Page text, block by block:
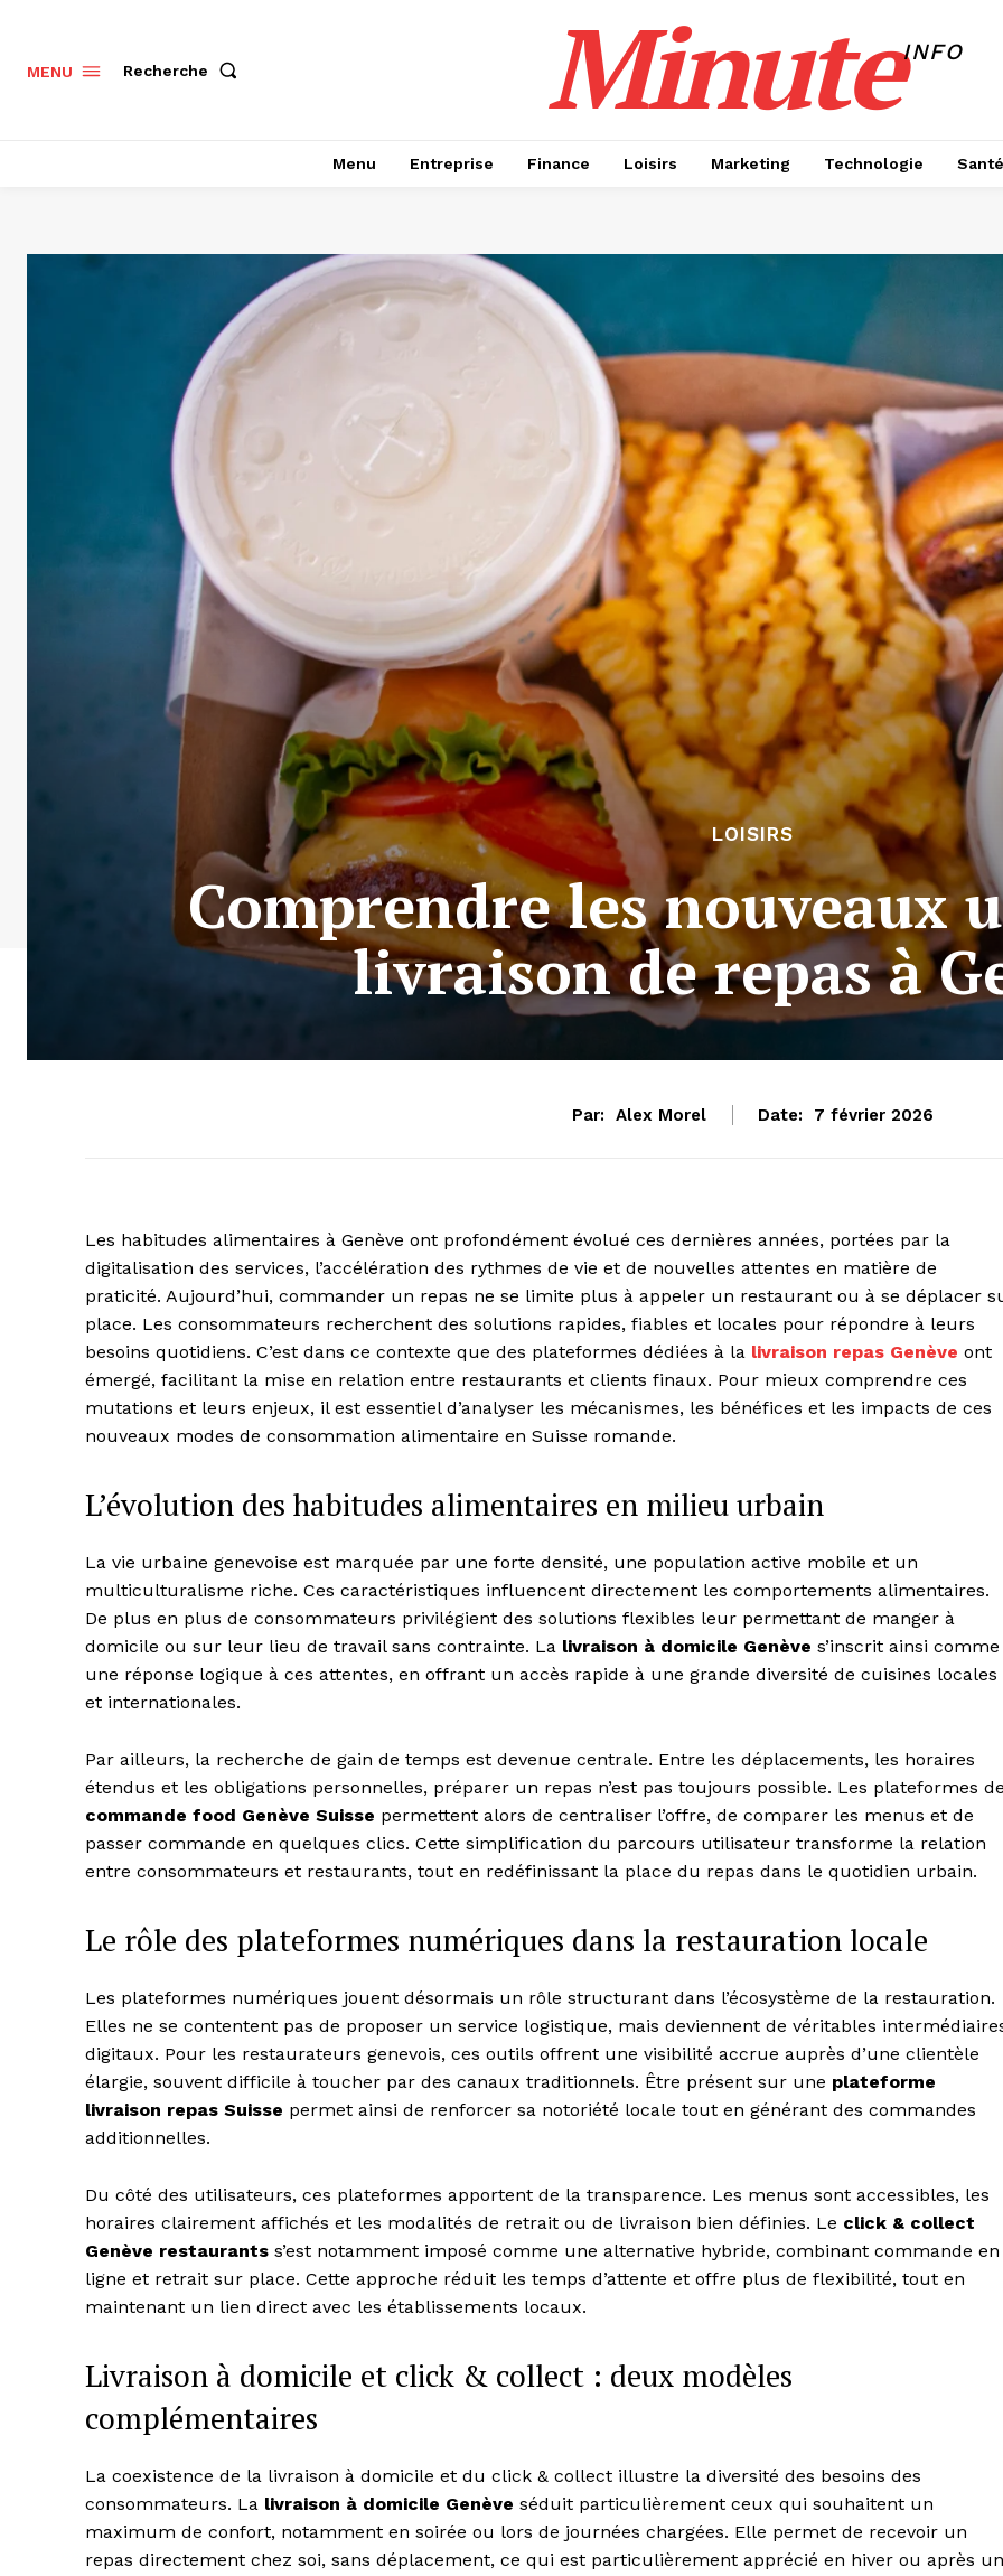
Magazine PRO
About
Contact us
Subscription Plans
MENU Recherche MinuteINFO
Menu Entreprise Finance Loisirs Marketing Technologie Santé
LOISIRS
Comprendre les nouveaux
livraison de repas à
Par: Alex Morel Date: 7 février 2026
Les habitudes alimentaires à Genève ont profondément évolué ces dernières années, portées par la
digitalisation des services, l’accélération des rythmes de vie et de nouvelles attentes en matière de
praticité. Aujourd’hui, commander un repas ne se limite plus à appeler un restaurant ou à se déplacer
place. Les consommateurs recherchent des solutions rapides, fiables et locales pour répondre à leurs
besoins quotidiens. C’est dans ce contexte que des plateformes dédiées à la livraison repas Genève ont
émergé, facilitant la mise en relation entre restaurants et clients finaux. Pour mieux comprendre ces
mutations et leurs enjeux, il est essentiel d’analyser les mécanismes, les bénéfices et les impacts de ces
nouveaux modes de consommation alimentaire en Suisse romande.
L’évolution des habitudes alimentaires en milieu urbain
La vie urbaine genevoise est marquée par une forte densité, une population active mobile et un
multiculturalisme riche. Ces caractéristiques influencent directement les comportements alimentaires.
De plus en plus de consommateurs privilégient des solutions flexibles leur permettant de manger à
domicile ou sur leur lieu de travail sans contrainte. La livraison à domicile Genève s’inscrit ainsi comme
une réponse logique à ces attentes, en offrant un accès rapide à une grande diversité de cuisines locales
et internationales.
Par ailleurs, la recherche de gain de temps est devenue centrale. Entre les déplacements, les horaires
étendus et les obligations personnelles, préparer un repas n’est pas toujours possible. Les plateformes
commande food Genève Suisse permettent alors de centraliser l’offre, de comparer les menus et de
passer commande en quelques clics. Cette simplification du parcours utilisateur transforme la relation
entre consommateurs et restaurants, tout en redéfinissant la place du repas dans le quotidien urbain.
Le rôle des plateformes numériques dans la restauration locale
Les plateformes numériques jouent désormais un rôle structurant dans l’écosystème de la restauration.
Elles ne se contentent pas de proposer un service logistique, mais deviennent de véritables
digitaux. Pour les restaurateurs genevois, ces outils offrent une visibilité accrue auprès d’une clientèle
élargie, souvent difficile à toucher par des canaux traditionnels. Être présent sur une plateforme
livraison repas Suisse permet ainsi de renforcer sa notoriété locale tout en générant des commandes
additionnelles.
Du côté des utilisateurs, ces plateformes apportent de la transparence. Les menus sont accessibles, les
horaires clairement affichés et les modalités de retrait ou de livraison bien définies. Le click & collect
Genève restaurants s’est notamment imposé comme une alternative hybride, combinant commande en
ligne et retrait sur place. Cette approche réduit les temps d’attente et offre plus de flexibilité, tout en
maintenant un lien direct avec les établissements locaux.
Livraison à domicile et click & collect : deux modèles
complémentaires
La coexistence de la livraison à domicile et du click & collect illustre la diversité des besoins des
consommateurs. La livraison à domicile Genève séduit particulièrement ceux qui souhaitent un
maximum de confort, notamment en soirée ou lors de journées chargées. Elle permet de recevoir un
repas directement chez soi, sans déplacement, ce qui est particulièrement apprécié en hiver ou après